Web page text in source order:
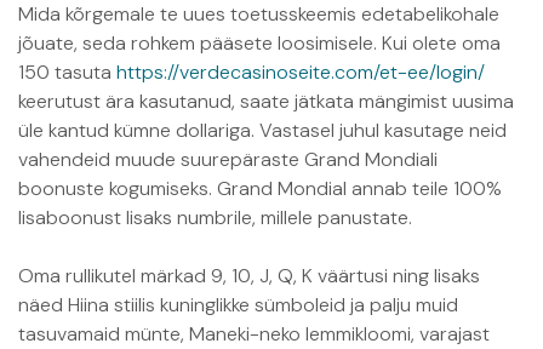
Mida kõrgemale te uues toetusskeemis edetabelikohale
jõuate, seda rohkem pääsete loosimisele. Kui olete oma
150 tasuta https://verdecasinoseite.com/et-ee/login/
keerutust ära kasutanud, saate jätkata mängimist uusima
üle kantud kümne dollariga. Vastasel juhul kasutage neid
vahendeid muude suurepäraste Grand Mondiali
boonuste kogumiseks. Grand Mondial annab teile 100%
lisaboonust lisaks numbrile, millele panustate.
Oma rullikutel märkad 9, 10, J, Q, K väärtusi ning lisaks
näed Hiina stiilis kuninglikke sümboleid ja palju muid
tasuvamaid münte, Maneki-neko lemmikloomi, varajast